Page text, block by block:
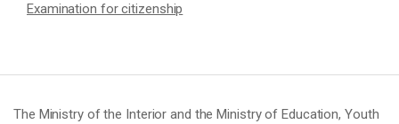
Examination for citizenship
The Ministry of the Interior and the Ministry of Education, Youth